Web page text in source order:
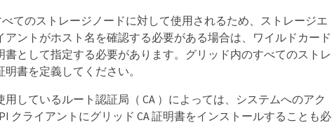
てのストレージノードに対して使用されるため、ストレージエ
ントがホスト名を確認する必要がある場合は、ワイルドカード
として指定する必要があります。グリッド内のすべてのストレ
書を定義してください。
しているルート認証局（ CA ）によっては、システムへのアク
クライアントにグリッド CA 証明書をインストールすることも必